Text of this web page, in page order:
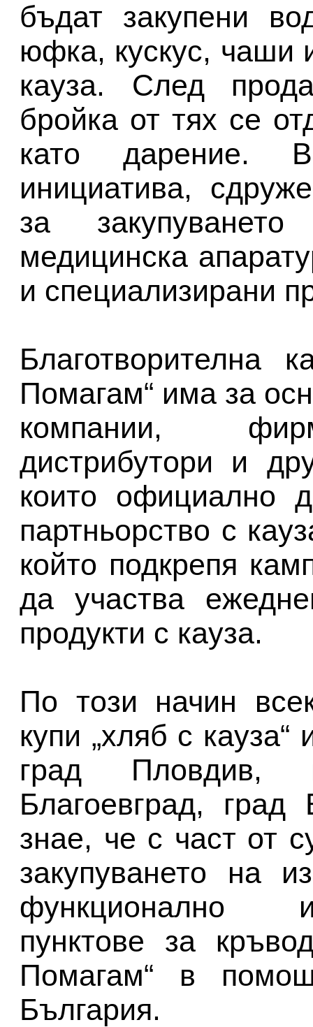
бъдат закупени
юфка, кускус, чаши
кауза. След
бройка от тях се
като дарение.
инициатива,
за
медицинска
и специализирани
Благотворителна
Помагам“ има за
компании,
дистрибутори и
които официално
партньорство с
който подкрепя
да участва
продукти с кауза.
По този начин
купи „хляб с кауза“
град Пловдив,
Благоевград,
знае, че с част от
закупуването на
функционално
пунктове за
Помагам“ в
България.